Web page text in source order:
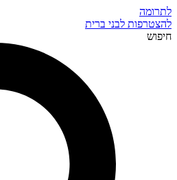
לתרומה
להצטרפות לבני ברית
חיפוש